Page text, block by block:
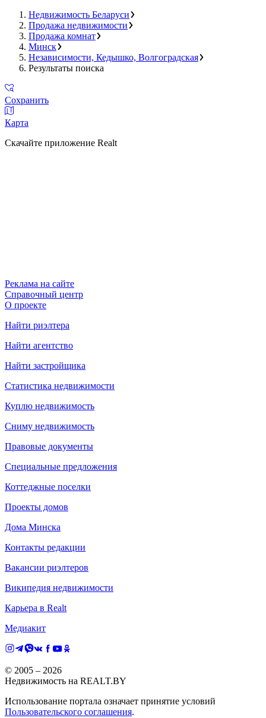
Недвижимость Беларуси
Продажа недвижимости
Продажа комнат
Минск
Независимости, Кедышко, Волгоградская
Результаты поиска
Сохранить
Карта
Скачайте приложение Realt
Реклама на сайте
Справочный центр
О проекте
Найти риэлтера
Найти агентство
Найти застройщика
Статистика недвижимости
Куплю недвижимость
Сниму недвижимость
Правовые документы
Специальные предложения
Коттеджные поселки
Проекты домов
Дома Минска
Контакты редакции
Вакансии риэлтеров
Википедия недвижимости
Карьера в Realt
Медиакит
© 2005 – 2026
Недвижимость на REALT.BY
Использование портала означает принятие условий
Пользовательского соглашения.